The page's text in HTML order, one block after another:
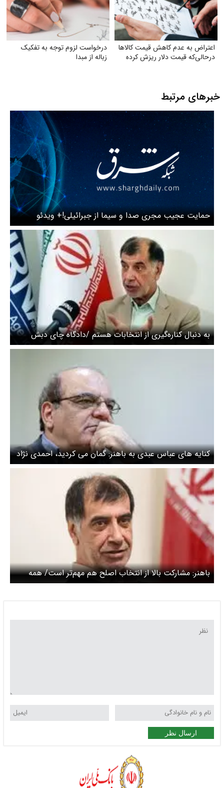
اعتراض به عدم کاهش‌ قیمت کالاها
درحالی‌که قیمت دلار ریزش کرده
درخواست لزوم توجه به تفکیک
زباله از مبدا
خبرهای مرتبط
حمایت عجیب مجری صدا و سیما از جبرائیلی!+ ویدئو
به دنبال کناره‌گیری از انتخابات هستم /دادگاه چای دبش
علنی برگزار شود /احتمالا اصولگرایان ۲ لیست از تهران می
کنایه های عباس عبدی به باهنر: گمان می کردید، احمدی نژاد
«مسیح منجی» اصولگرایان است
باهنر: مشارکت بالا از انتخاب اصلح هم مهم‌تر است/ همه
نهادها و جریانات سیاسی باید تلاش کنند تا مشارکت از 55
ارسال نظر